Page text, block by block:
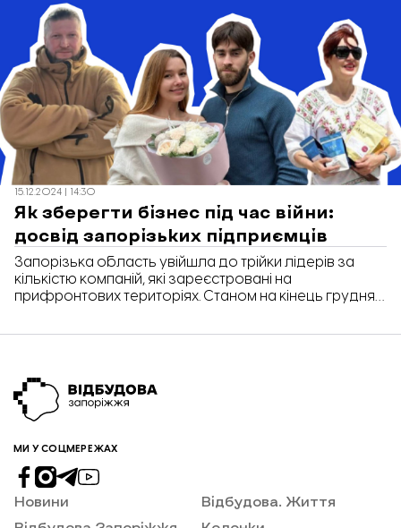
з міста. Нині пара продовжує розвивати «Квіткову
майстерню» й навіть відкрила вже другий такий
магазин. Як підприємці вирішують проблеми, які
підкидає їм війна, та чи купують все ж запоріжці квіти
- дізнавалась «Відбудова. Запоріжжя».
15.12.2024 | 14:30
Як зберегти бізнес під час війни:
досвід запорізьких підприємців
Запорізька область увійшла до трійки лідерів за
кількістю компаній, які зареєстровані на
прифронтових територіях. Станом на кінець грудня
підприємств. Попри обстріли, зменшення попиту й
клієнтів. З якими проблемами стикнулися підприємці
під час війни та як їх вирішують – у матеріалі
«Відбудови. Запоріжжя».
МИ У СОЦМЕРЕЖАХ
Новини
Відбудова. Життя